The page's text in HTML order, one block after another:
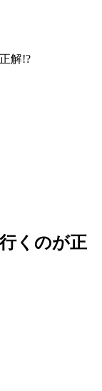
解!?
くのが正